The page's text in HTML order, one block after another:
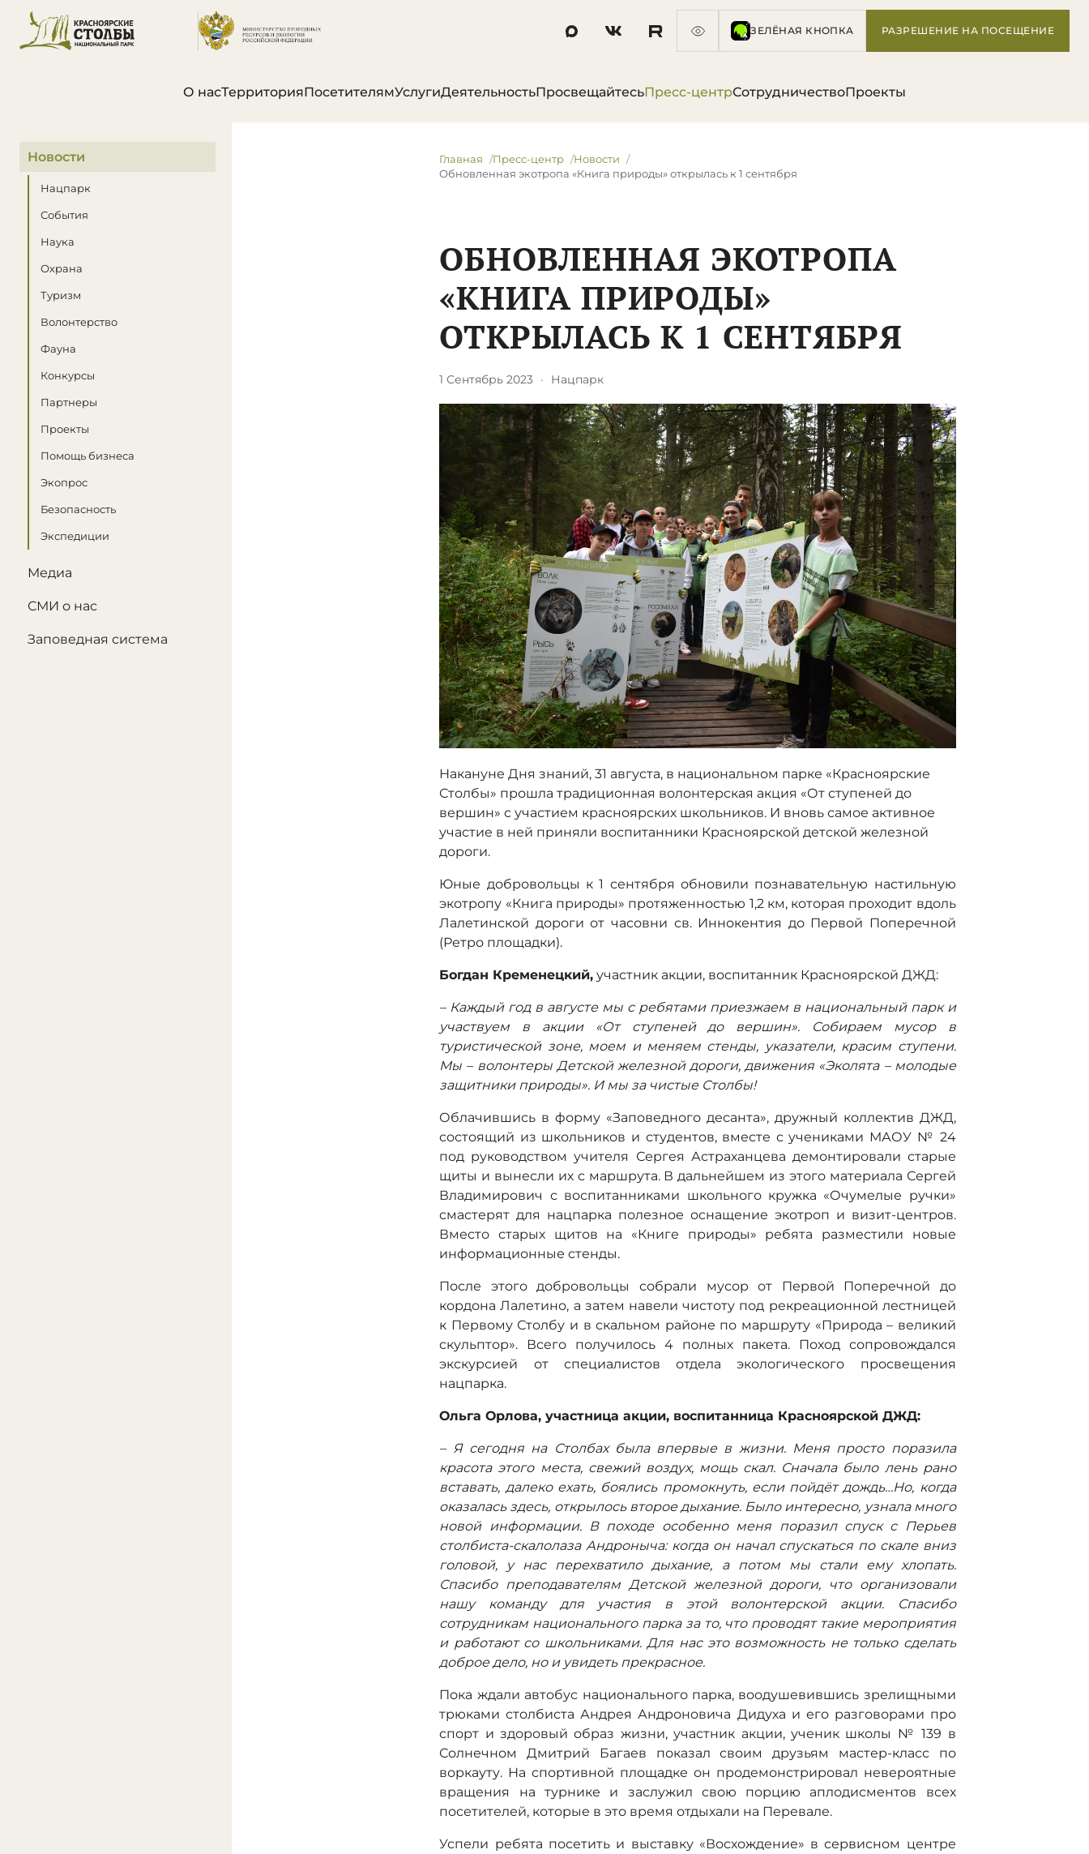
ЗЕЛЁНАЯ КНОПКА РАЗРЕШЕНИЕ НА ПОСЕЩЕНИЕ
О насТерриторияПосетителямУслугиДеятельностьПросвещайтесьПресс-центрСотрудничествоПроекты
В этом разделе
Новости
Нацпарк
События
Наука
Охрана
Туризм
Волонтерство
Фауна
Конкурсы
Партнеры
Проекты
Помощь бизнеса
Экопрос
Безопасность
Экспедиции
Медиа
СМИ о нас
Заповедная система
Главная Пресс-центр
Новости
Обновленная экотропа «Книга природы» открылась к 1 сентября
ОБНОВЛЕННАЯ ЭКОТРОПА
«КНИГА ПРИРОДЫ»
ОТКРЫЛАСЬ К 1 СЕНТЯБРЯ
1 Сентябрь 2023 · Нацпарк
Накануне Дня знаний, 31 августа, в национальном парке «Красноярские
Столбы» прошла традиционная волонтерская акция «От ступеней до
вершин» с участием красноярских школьников. И вновь самое активное
участие в ней приняли воспитанники Красноярской детской железной
дороги.
Юные добровольцы к 1 сентября обновили познавательную настильную
экотропу «Книга природы» протяженностью 1,2 км, которая проходит вдоль
Лалетинской дороги от часовни св. Иннокентия до Первой Поперечной
(Ретро площадки).
Богдан Кременецкий, участник акции, воспитанник Красноярской ДЖД:
– Каждый год в августе мы с ребятами приезжаем в национальный парк и
участвуем в акции «От ступеней до вершин». Собираем мусор в
туристической зоне, моем и меняем стенды, указатели, красим ступени.
Мы – волонтеры Детской железной дороги, движения «Эколята – молодые
защитники природы». И мы за чистые Столбы!
Облачившись в форму «Заповедного десанта», дружный коллектив ДЖД,
состоящий из школьников и студентов, вместе с учениками МАОУ № 24
под руководством учителя Сергея Астраханцева демонтировали старые
щиты и вынесли их с маршрута. В дальнейшем из этого материала Сергей
Владимирович с воспитанниками школьного кружка «Очумелые ручки»
смастерят для нацпарка полезное оснащение экотроп и визит-центров.
Вместо старых щитов на «Книге природы» ребята разместили новые
информационные стенды.
После этого добровольцы собрали мусор от Первой Поперечной до
кордона Лалетино, а затем навели чистоту под рекреационной лестницей
к Первому Столбу и в скальном районе по маршруту «Природа – великий
скульптор». Всего получилось 4 полных пакета. Поход сопровождался
экскурсией от специалистов отдела экологического просвещения
нацпарка.
Ольга Орлова, участница акции, воспитанница Красноярской ДЖД:
– Я сегодня на Столбах была впервые в жизни. Меня просто поразила
красота этого места, свежий воздух, мощь скал. Сначала было лень рано
вставать, далеко ехать, боялись промокнуть, если пойдёт дождь…Но, когда
оказалась здесь, открылось второе дыхание. Было интересно, узнала много
новой информации. В походе особенно меня поразил спуск с Перьев
столбиста-скалолаза Андроныча: когда он начал спускаться по скале вниз
головой, у нас перехватило дыхание, а потом мы стали ему хлопать.
Спасибо преподавателям Детской железной дороги, что организовали
нашу команду для участия в этой волонтерской акции. Спасибо
сотрудникам национального парка за то, что проводят такие мероприятия
и работают со школьниками. Для нас это возможность не только сделать
доброе дело, но и увидеть прекрасное.
Пока ждали автобус национального парка, воодушевившись зрелищными
трюками столбиста Андрея Андроновича Дидуха и его разговорами про
спорт и здоровый образ жизни, участник акции, ученик школы № 139 в
Солнечном Дмитрий Багаев показал своим друзьям мастер-класс по
воркауту. На спортивной площадке он продемонстрировал невероятные
вращения на турнике и заслужил свою порцию аплодисментов всех
посетителей, которые в это время отдыхали на Перевале.
Успели ребята посетить и выставку «Восхождение» в сервисном центре